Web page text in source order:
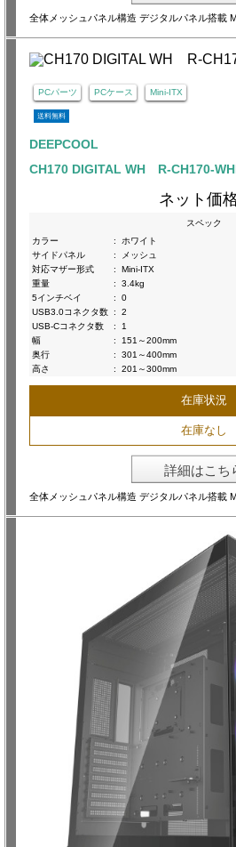
全体メッシュパネル構造 デジタルパネル搭載
PCパーツ PCケース Mini-ITX
送料無料
DEEPCOOL
CH170 DIGITAL WH R-CH170-
ネット価格
スペック
カラー
:
ホワイト
サイドパネル
:
メッシュ
対応マザー形式
:
Mini-ITX
重量
:
3.4kg
5インチベイ
:
0
USB3.0コネクタ数 :
2
USB-Cコネクタ数
:
1
幅
:
151～200mm
奥行
:
301～400mm
高さ
: 201～300mm
在庫状況
在庫なし
詳細はこち
全体メッシュパネル構造 デジタルパネル搭載